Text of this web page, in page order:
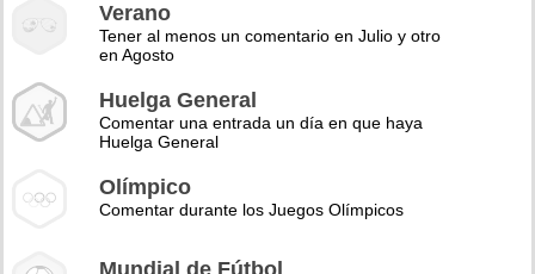
Verano
Tener al menos un comentario en Julio y otro
en Agosto
Huelga General
Comentar una entrada un día en que haya
Huelga General
Olímpico
Comentar durante los Juegos Olímpicos
Mundial de Fútbol